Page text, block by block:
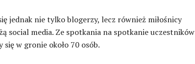
jednak nie tylko blogerzy, lecz również miłośnicy
social media. Ze spotkania na spotkanie uczestników
w gronie około 70 osób.